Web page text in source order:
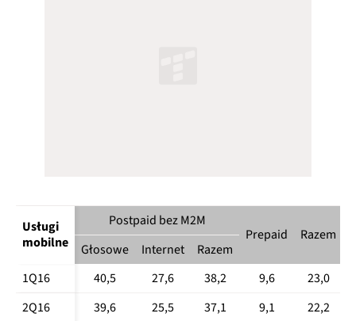
Usługi
mobilne
Postpaid bez M2M
Prepaid
Razem
Głosowe
Internet
Razem
1Q16
40,5 27,6 38,2 9,6
23,0
2Q16
39,6 25,5 37,1 9,1
22,2